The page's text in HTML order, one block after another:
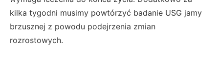
kilka tygodni musimy powtórzyć badanie USG jamy
brzusznej z powodu podejrzenia zmian
rozrostowych.